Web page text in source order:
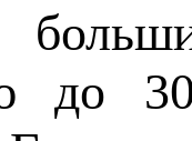
до